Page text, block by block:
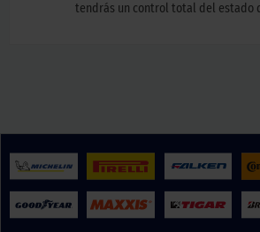
tendrás un control total del estado